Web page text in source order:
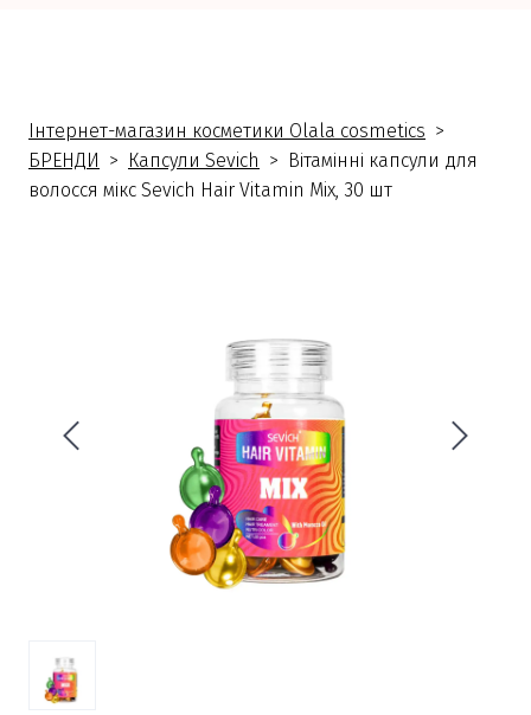
Інтернет-магазин косметики Olala cosmetics
БРЕНДИ
Капсули Sevich
Вітамінні капсули для
волосся мікс Sevich Hair Vitamin Mix, 30 шт